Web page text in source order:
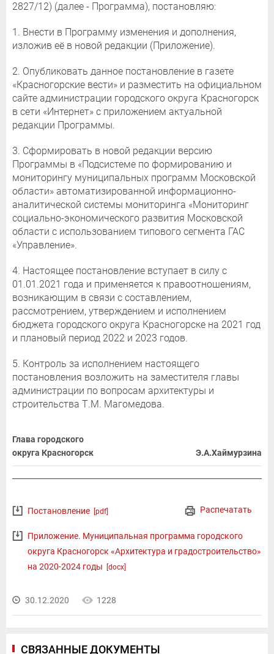
2827/12) (далее - Программа), постановляю:
1. Внести в Программу изменения и дополнения,
изложив её в новой редакции (Приложение).
2. Опубликовать данное постановление в газете
«Красногорские вести» и разместить на официальном
сайте администрации городского округа Красногорск
в сети «Интернет» с приложением актуальной
редакции Программы.
3. Сформировать в новой редакции версию
Программы в «Подсистеме по формированию и
мониторингу муниципальных программ Московской
области» автоматизированной информационно-
аналитической системы мониторинга «Мониторинг
социально-экономического развития Московской
области с использованием типового сегмента ГАС
«Управление».
4. Настоящее постановление вступает в силу с
01.01.2021 года и применяется к правоотношениям,
возникающим в связи с составлением,
рассмотрением, утверждением и исполнением
бюджета городского округа Красногорске на 2021 год
и плановый период 2022 и 2023 годов.
5. Контроль за исполнением настоящего
постановления возложить на заместителя главы
администрации по вопросам архитектуры и
строительства Т.М. Магомедова.
Глава городского
округа Красногорск
Э.А.Хаймурзина
Распечатать
Постановление [pdf]
Приложение. Муниципальная программа городского
округа Красногорск «Архитектура и градостроительство»
на 2020-2024 годы
[docx]
30.12.2020 1228
СВЯЗАННЫЕ ДОКУМЕНТЫ